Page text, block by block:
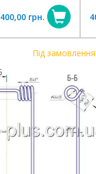
400,00 грн.
Під замовлення